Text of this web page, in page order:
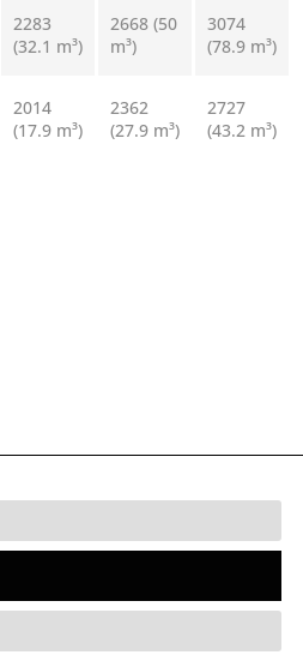
2283
(32.1 m³)
2668 (50
m³)
3074
(78.9 m³)
2014
(17.9 m³)
2362
(27.9 m³)
2727
(43.2 m³)